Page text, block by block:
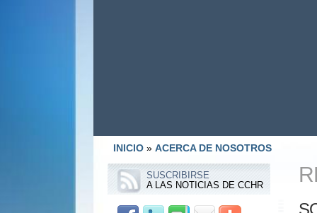
INICIO » ACERCA DE NOSOTROS
SUSCRIBIRSE
A LAS NOTICIAS DE CCHR